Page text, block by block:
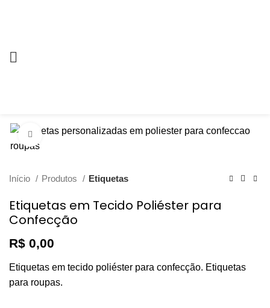
Click to enlarge
Início Produtos Etiquetas
Etiquetas em Tecido Poliéster para
Confecção
R$ 0,00
Etiquetas em tecido poliéster para confecção. Etiquetas
para roupas.